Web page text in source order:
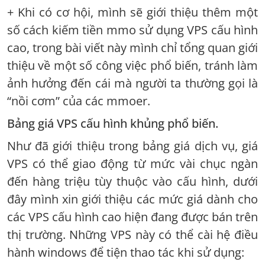
+ Khi có cơ hội, mình sẽ giới thiệu thêm một
số cách kiếm tiền mmo sử dụng VPS cấu hình
cao, trong bài viết này mình chỉ tổng quan giới
thiệu về một số công việc phổ biến, tránh làm
ảnh hưởng đến cái mà người ta thường gọi là
“nồi cơm” của các mmoer.
Bảng giá VPS cấu hình khủng phổ biến.
Như đã giới thiệu trong bảng giá dịch vụ, giá
VPS có thể giao động từ mức vài chục ngàn
đến hàng triệu tùy thuộc vào cấu hình, dưới
đây mình xin giới thiệu các mức giá dành cho
các VPS cấu hình cao hiện đang được bán trên
thị trường. Những VPS này có thể cài hệ điều
hành windows để tiện thao tác khi sử dụng: